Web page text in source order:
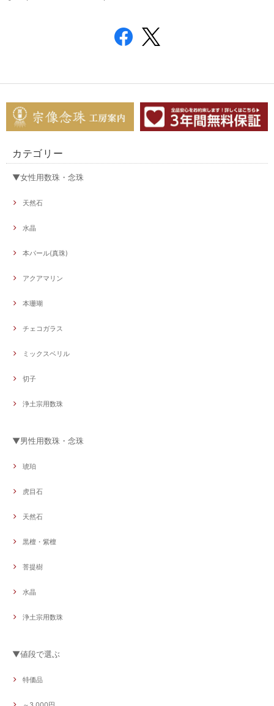
カテゴリー
▼女性用数珠・念珠
天然石
水晶
本パール(真珠)
アクアマリン
本珊瑚
チェコガラス
ミックスベリル
切子
浄土宗用数珠
▼男性用数珠・念珠
琥珀
虎目石
天然石
黒檀・紫檀
菩提樹
水晶
浄土宗用数珠
▼値段で選ぶ
特価品